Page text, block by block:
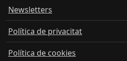
Newsletters
Política de privacitat
Política de cookies